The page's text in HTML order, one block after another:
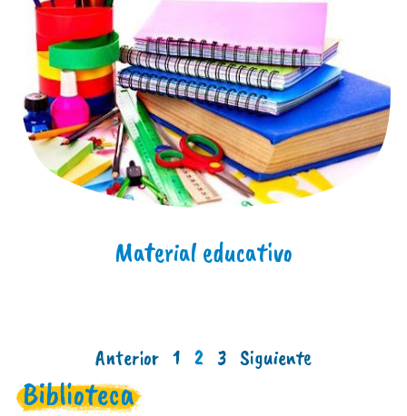
Material educativo
Anterior 1 2 3 Siguiente
Biblioteca